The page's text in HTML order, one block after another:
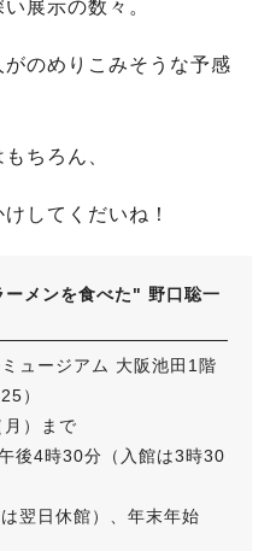
展示の数々。
のめりこみそうな予感
ちろん、
してくだいね！
メンを食べた" 野口聡一
ュージアム 大阪池田1階
）
）まで
後4時30分（入館は3時30
翌日休館）、年末年始